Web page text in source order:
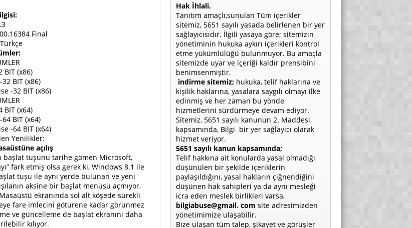
Final
BIT (x86)
BIT (x86)
-32 BIT (x86)
BIT (x64)
BIT (x64)
-64 BIT (x64)
Yenilikler:
açılış
başlat tuşunu tarihe gömen Microsoft,
fark etmiş olsa gerek ki, Windows 8.1 ile
tuşu ile aynı yerde bulunan ve yeni
aksine bir başlat menüsü açmıyor,
ekranında sol alt köşede sürekli
fare imlecini götürene kadar görünmez
ve güncelleme de başlat ekranını daha
kılıyor.
Hak İhlali.
Tanıtım amaçlı,sunulan Tüm içerikler
sitemiz, 5651 sayılı yasada belirlenen bir yer
sağlayıcısıdır. İlgili yasaya göre; sitemizin
yönetiminin hukuka aykırı içerikleri kontrol
etme yükümlülüğü bulunmuyor. Bu amaçla
sitemizde uyar ve içeriği kaldır prensibini
benimsenmiştir.
indirme sitemiz; hukuka, telif haklarına ve
kişilik haklarına, yasalara saygılı olmayı ilke
edinmiş ve her zaman bu yönde
hizmetlerini sürdürmeye devam ediyor.
Sitemiz, 5651 sayılı kanunun 2. Maddesi
kapsamında, Bilgi bir yer sağlayıcı olarak
hizmet veriyor.
5651 sayılı kanun kapsamında;
Telif hakkına ait konularda yasal olmadığı
düşünülen bir şekilde içeriklerin
paylaşıldığını, yasal hakların çiğnendiğini
düşünen hak sahipleri ya da aynı mesleği
icra eden meslek birlikleri varsa,
bilgiabuse@gmail. com site adresimizden
yönetimimize ulaşabilir.
Bize ulaşan tüm talep, şikayet ve görüşler